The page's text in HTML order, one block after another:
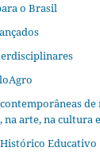
o Brasil
arte, na cultura
Educativo